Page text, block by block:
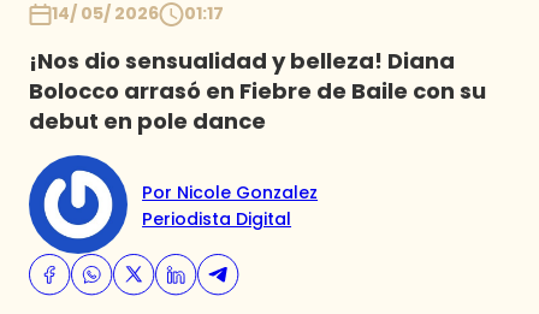
14/ 05/ 2026 01:17
¡Nos dio sensualidad y belleza! Diana
Bolocco arrasó en Fiebre de Baile con su
debut en pole dance
Por Nicole Gonzalez
Periodista Digital